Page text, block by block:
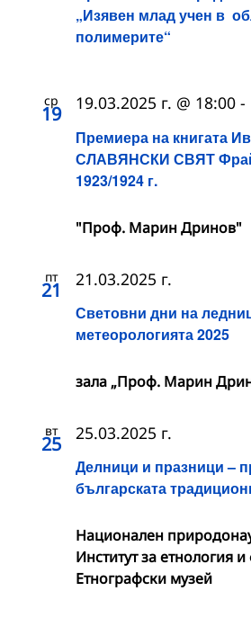
„Изявен млад учен в
полимерите“
ср
19
Премиера на книгата
СЛАВЯНСКИ СВЯТ
1923/1924 г.
19.03.2025 г. @ 18:00 -
"Проф. Марин Дринов"
пт
21
Световни дни на
метеорологията 2025
21.03.2025 г.
зала „Проф. Марин
вт
25
Делници и празници –
българската
25.03.2025 г.
Национален
Институт за етнология
Етнографски музей